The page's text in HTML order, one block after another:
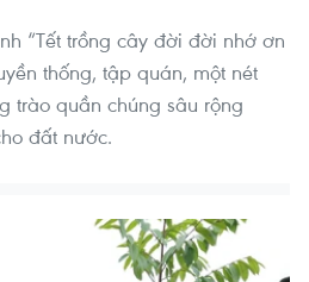
“Tết trồng cây đời đời nhớ ơn
thống, tập quán, một nét
trào quần chúng sâu rộng
đất nước.